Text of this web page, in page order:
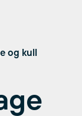
og kull